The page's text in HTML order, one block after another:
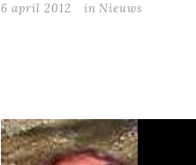
6 april 2012 in Nieuws